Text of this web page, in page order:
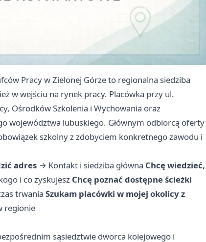
Pracy w Zielonej Górze to regionalna siedziba
w wejściu na rynek pracy. Placówka przy ul.
Ośrodków Szkolenia i Wychowania oraz
województwa lubuskiego. Głównym odbiorcą oferty
szkolny z zdobyciem konkretnego zawodu i
adres → Kontakt i siedziba główna Chcę wiedzieć,
i co zyskujesz Chcę poznać dostępne ścieżki
trwania Szukam placówki w mojej okolicy z
regionie
sąsiedztwie dworca kolejowego i